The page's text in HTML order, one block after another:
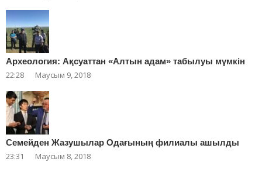
Археология: Ақсуаттан «Алтын адам» табылуы мүмкін
22:28 Маусым 9, 2018
Cемейден Жазушылар Одағының филиалы ашылды
23:31 Маусым 8, 2018